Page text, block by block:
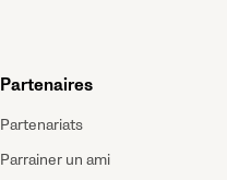
Partenaires
Partenariats
Parrainer un ami